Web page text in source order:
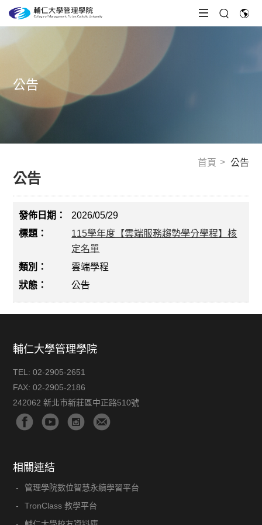
公告
首頁 公告
公告
2026/05/29
115學年度【雲端服務趨勢學分學程】核
定名單
雲端學程
公告
輔仁大學管理學院
TEL:02-2905-2651
FAX:02-2905-2186
242062 新北市新莊區中正路510號
相關連結
管理學院數位智慧永續學習平台
TronClass 教學平台